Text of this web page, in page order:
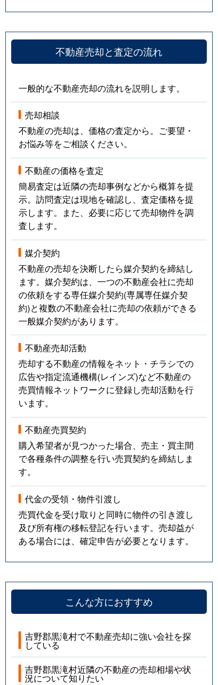
不動産売却と査定の流れ
一般的な不動産売却の流れを説明します。
売却相談
不動産の売却は、価格の査定から。ご要望・
お悩み等をご相談ください。
不動産の価格を査定
簡易査定は近隣の売却事例などから概算を提
示。訪問査定は現地を確認し、査定価格を提
示します。また、必要に応じて売却物件を調
査します。
媒介契約
不動産の売却を決断したら媒介契約を締結し
ます。媒介契約は、一つの不動産会社に売却
の依頼をする専任媒介契約(専属専任媒介契
約)と複数の不動産会社に売却の依頼ができる
一般媒介契約があります。
不動産売却活動
売却する不動産の情報をネット・チラシでの
広告や指定流通機構(レインズ)など不動産の
売買情報ネットワークに登録し売却活動を行
います。
不動産売買契約
購入希望者が見つかった場合、売主・買主間
で各種条件の調整を行い売買契約を締結しま
す。
代金の受領・物件引渡し
売買代金を受け取りと同時に物件の引き渡し
及び所有権の移転登記を行います。売却益が
ある場合には、確定申告が必要となります。
こんな方におすすめ
吉野郡黒滝村で不動産売却に強い会社を探
している
吉野郡黒滝村近隣の不動産の売却相場や状
況について知りたい